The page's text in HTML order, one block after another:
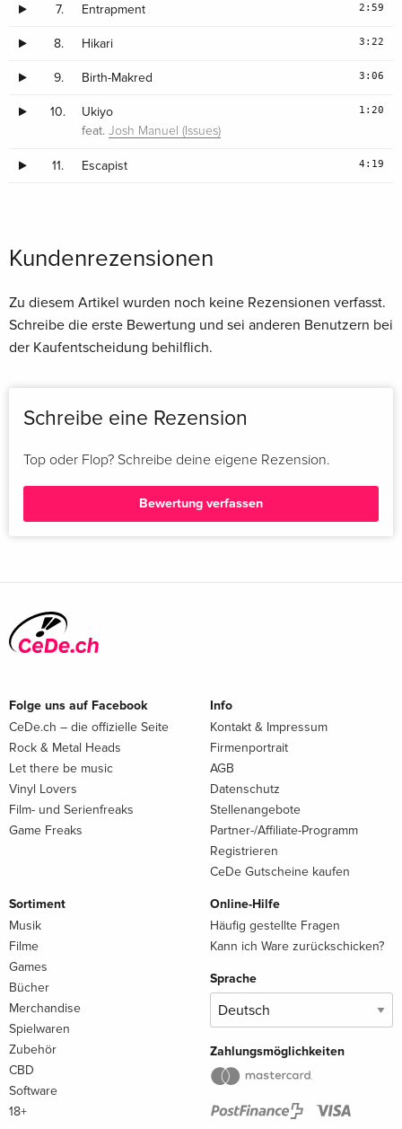
7. Entrapment 2:59
8. Hikari 3:22
9. Birth-Makred 3:06
10.
Ukiyo
feat.Josh Manuel (Issues)
1:20
11. Escapist 4:19
Kundenrezensionen
Zu diesem Artikel wurden noch keine Rezensionen verfasst.
Schreibe die erste Bewertung und sei anderen Benutzern bei
der Kaufentscheidung behilflich.
Schreibe eine Rezension
Top oder Flop? Schreibe deine eigene Rezension.
Bewertung verfassen
Folge uns auf Facebook
CeDe.ch – die offizielle Seite
Rock & Metal Heads
Let there be music
Vinyl Lovers
Film- und Serienfreaks
Game Freaks
Info
Kontakt & Impressum
Firmenportrait
AGB
Datenschutz
Stellenangebote
Partner-/Affiliate-Programm
Registrieren
CeDe Gutscheine kaufen
Sortiment
Musik
Filme
Games
Bücher
Merchandise
Spielwaren
Zubehör
CBD
Software
18+
Online-Hilfe
Häufig gestellte Fragen
Kann ich Ware zurückschicken?
Sprache
Zahlungsmöglichkeiten